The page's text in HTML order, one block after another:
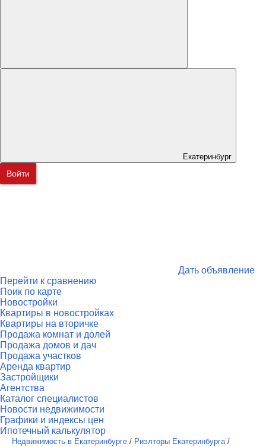
Екатеринбург
Войти
Дать объявление
Перейти к сравнению
Поик по карте
Новостройки
Квартиры в новостройках
Квартиры на вторичке
Продажа комнат и долей
Продажа домов и дач
Продажа участков
Аренда квартир
Застройщики
Агентства
Каталог специалистов
Новости недвижимости
Графики и индексы цен
Ипотечный калькулятор
Недвижимость в Екатеринбурге / Риэлторы Екатеринбурга /